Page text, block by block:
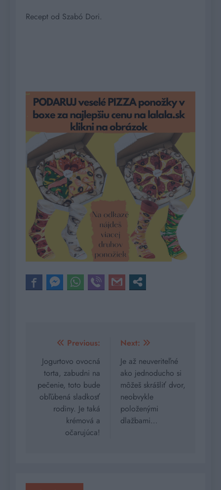
Recept od Szabó Dori.
Navigácia
v
článku
Previous:
Jogurtovo ovocná
torta, zabudni na
pečenie, toto bude
obľúbená sladkosť
rodiny. Je taká
krémová a
očarujúca!
Next:
Je až neuveriteľné
ako jednoducho si
môžeš skrášliť dvor,
neobvykle
položenými
dlažbami…